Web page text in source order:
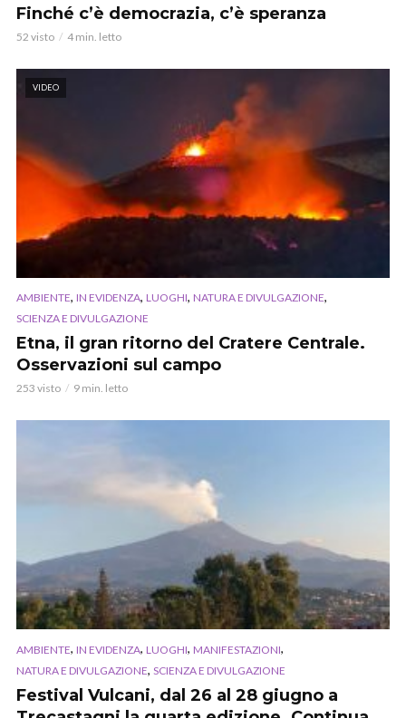
Finché c’è democrazia, c’è speranza
52 visto 4 min. letto
VIDEO
AMBIENTE, IN EVIDENZA, LUOGHI, NATURA E DIVULGAZIONE,
SCIENZA E DIVULGAZIONE
Etna, il gran ritorno del Cratere Centrale.
Osservazioni sul campo
253 visto 9 min. letto
AMBIENTE, IN EVIDENZA, LUOGHI, MANIFESTAZIONI,
NATURA E DIVULGAZIONE, SCIENZA E DIVULGAZIONE
Festival Vulcani, dal 26 al 28 giugno a